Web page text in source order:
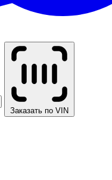
Заказать по VIN